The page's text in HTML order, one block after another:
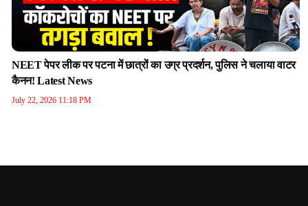
NEET पेपर लीक पर पटना में छात्रों का उग्र प्रदर्शन, पुलिस ने चलाया वाटर
कैनन! Latest News
July 22, 2026 11:18 PM